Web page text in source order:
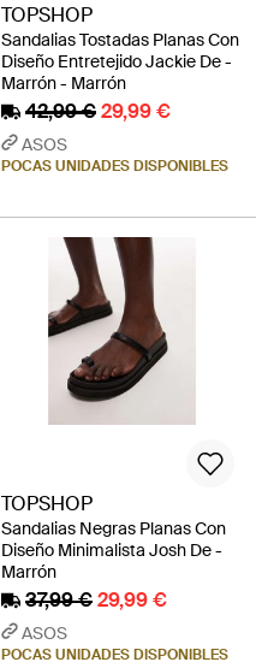
TOPSHOP
Sandalias Tostadas Planas Con
Diseño Entretejido Jackie De -
Marrón - Marrón
42,99 €29,99 €
ASOS
POCAS UNIDADES DISPONIBLES
TOPSHOP
Sandalias Negras Planas Con
Diseño Minimalista Josh De -
Marrón
37,99 €29,99 €
ASOS
POCAS UNIDADES DISPONIBLES